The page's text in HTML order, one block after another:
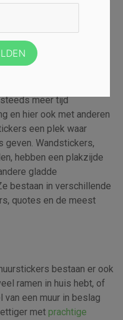
aan en zijn ze
of
meer tijd
en hier ook met anderen
een plek waar
geven. Wandstickers,
hebben een plakzijde
gladde
bestaan in verschillende
quotes en de meest
bestaan er ook
ramen in huis hebt, of
van een muur in beslag
met prachtige